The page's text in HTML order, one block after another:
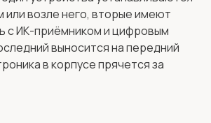
или возле него, вторые имеют
с ИК-приёмником и цифровым
выносится на передний
в корпусе прячется за